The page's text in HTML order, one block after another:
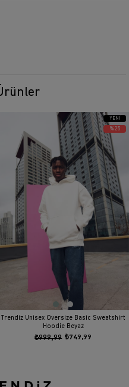
Trendiz Unisex Oversize Basic Sweatshirt
Hoodie Beyaz
₺749,99
₺999,99
YENI
ÜRÜN
%25